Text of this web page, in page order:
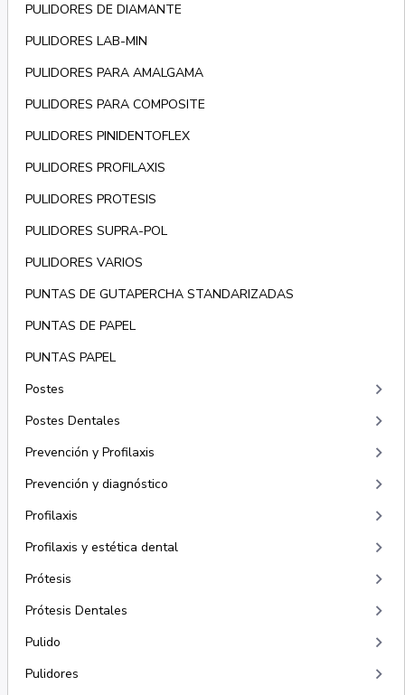
PULIDORES DE DIAMANTE
PULIDORES LAB-MIN
PULIDORES PARA AMALGAMA
PULIDORES PARA COMPOSITE
PULIDORES PINIDENTOFLEX
PULIDORES PROFILAXIS
PULIDORES PROTESIS
PULIDORES SUPRA-POL
PULIDORES VARIOS
PUNTAS DE GUTAPERCHA STANDARIZADAS
PUNTAS DE PAPEL
PUNTAS PAPEL
Postes
keyboard_arrow_right
Postes Dentales keyboard_arrow_right
Prevención y Profilaxis keyboard_arrow_right
Prevención y diagnóstico keyboard_arrow_right
Profilaxis keyboard_arrow_right
Profilaxis y estética dental keyboard_arrow_right
Prótesis keyboard_arrow_right
Prótesis Dentales keyboard_arrow_right
Pulido keyboard_arrow_right
Pulidores keyboard_arrow_right